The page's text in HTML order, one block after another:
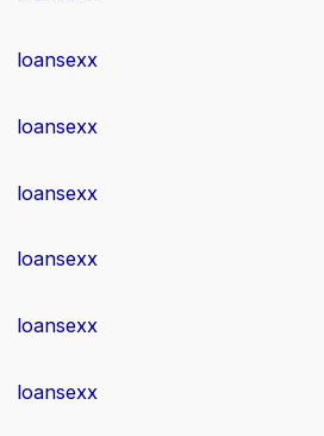
loansexx
loansexx
loansexx
loansexx
loansexx
loansexx